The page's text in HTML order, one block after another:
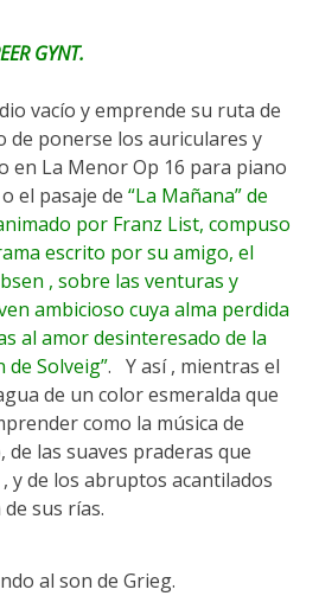
GYNT.
vacío y emprende su ruta de
de ponerse los auriculares y
en La Menor Op 16 para piano
el pasaje de “La Mañana” de
por Franz List, compuso
escrito por su amigo, el
, sobre las venturas y
ambicioso cuya alma perdida
al amor desinteresado de la
de Solveig”. Y así , mientras el
de un color esmeralda que
como la música de
de las suaves praderas que
y de los abruptos acantilados
sus rías.
al son de Grieg.